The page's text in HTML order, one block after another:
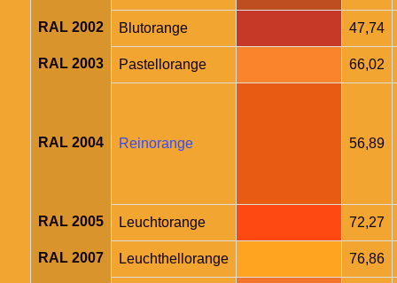
RAL 2002 Blutorange 47,74
RAL 2003 Pastellorange 66,02
RAL 2004 Reinorange 56,89
RAL 2005 Leuchtorange 72,27
RAL 2007 Leuchthellorange 76,86